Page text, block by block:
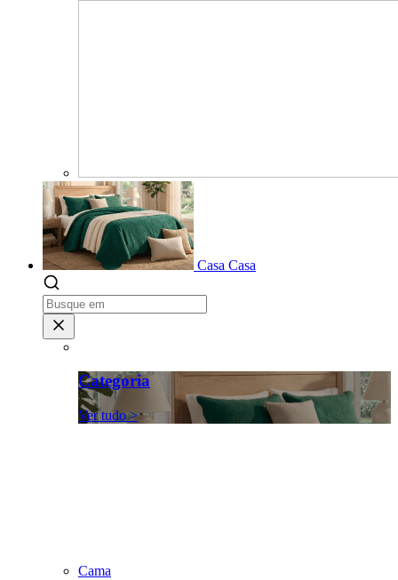
Casa Casa
Categoria
Ver tudo >
Cama